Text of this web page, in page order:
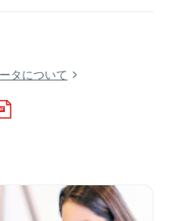
タについて